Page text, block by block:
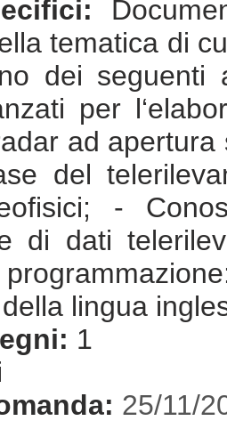
tematica di
dei seguenti
per
ad
del
-
di dati
lingua
1
25/11/